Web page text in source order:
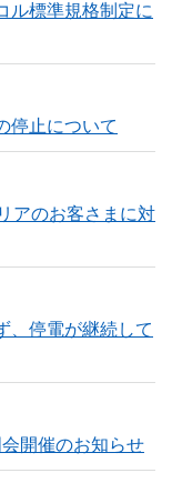
ル標準規格制定に
停止について
アのお客さまに対
、停電が継続して
開催のお知らせ